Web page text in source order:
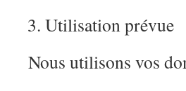
Utilisation prévue
Nous utilisons vos